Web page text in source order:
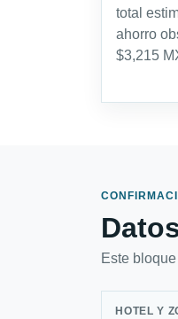
total
ahorro
$3,215
Este
HOTEL Y